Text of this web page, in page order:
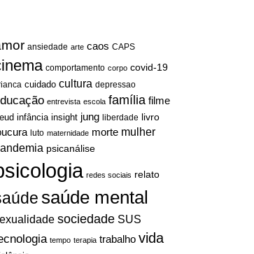
ansiedade arte caos CAPS
comportamento corpo covid-19
cuidado cultura depressao
entrevista escola família filme
infância insight jung liberdade livro
luto maternidade morte mulher
psicanálise
redes sociais relato
saúde mental
sociedade SUS
tempo terapia trabalho vida